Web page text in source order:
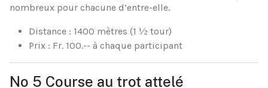
nombreux pour chacune d’entre-elle.
Distance : 1400 mètres (1 ½ tour)
Prix : Fr. 100.-- à chaque participant
No 5 Course au trot attelé